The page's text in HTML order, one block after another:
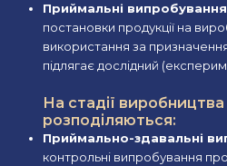
Приймальні випробування
постановки продукції на
використання за
підлягає дослідний
На стадії
розподіляються:
Приймально-здавальні
контрольні випробування